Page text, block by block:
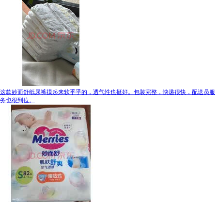
这款妙而舒纸尿裤摸起来软乎乎的，透气性也挺好。包装完整，快递很快，配送员服
务也很到位。